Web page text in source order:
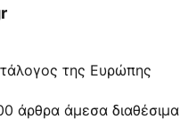
της Ευρώπης
άρθρα άμεσα διαθέσιμα